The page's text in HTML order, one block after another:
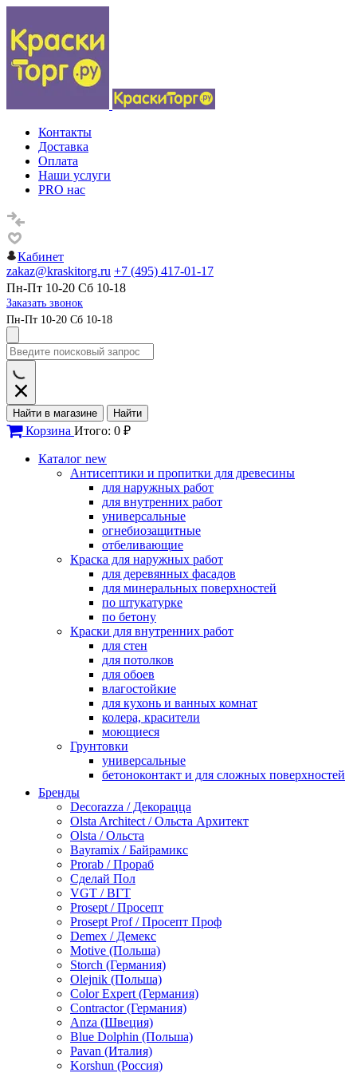
Контакты
Доставка
Оплата
Наши услуги
PRO нас
Кабинет
zakaz@kraskitorg.ru +7 (495) 417-01-17
Пн-Пт 10-20 Сб 10-18
Заказать звонок
Пн-Пт 10-20 Сб 10-18
Найти в магазине Найти
Корзина Итого: 0 ₽
Каталог new
Антисептики и пропитки для древесины
для наружных работ
для внутренних работ
универсальные
огнебиозащитные
отбеливающие
Краска для наружных работ
для деревянных фасадов
для минеральных поверхностей
по штукатурке
по бетону
Краски для внутренних работ
для стен
для потолков
для обоев
влагостойкие
для кухонь и ванных комнат
колера, красители
моющиеся
Грунтовки
универсальные
бетоноконтакт и для сложных поверхностей
по металлу
антикорозийные
под декоративные штукатурки
для гипсокартона
под штукатурку
Герметик
акриловые
силиконовые универсальные, нейтральные
силиконовые санитарные (антигрибковые)
шовные для срубов
для кровли
для каминов
полиуретановые
Декоративные штукатурки и краски
краски для декора, патина
мокрый шелк
венецианские (эффект мрамора)
песок (эффект песчаных вихрей)
декоративная шпаклевка
Бренды
Decorazza / Декорацца
Olsta Architect / Ольста Архитект
Olsta / Ольста
Bayramix / Байрамикс
Prorab / Прораб
Сделай Пол
VGT / ВГТ
Prosept / Просепт
Prosept Prof / Просепт Проф
Demex / Демекс
Motive (Польша)
Storch (Германия)
Olejnik (Польша)
Color Expert (Германия)
Contractor (Германия)
Anza (Швеция)
Blue Dolphin (Польша)
Pavan (Италия)
Korshun (Россия)